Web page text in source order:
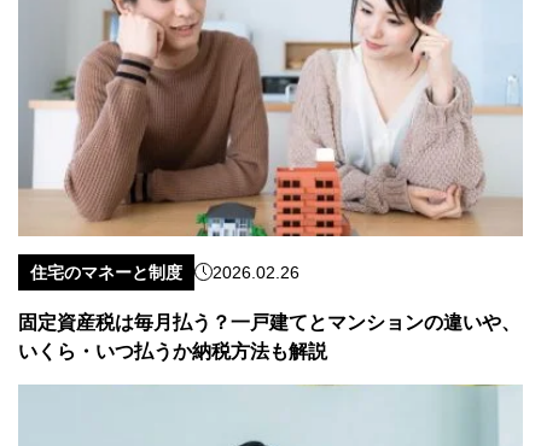
住宅のマネーと制度 2026.02.26
固定資産税は毎月払う？一戸建てとマンションの違いや、
いくら・いつ払うか納税方法も解説